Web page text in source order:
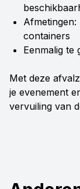
containers
Eenmalig te
Met deze
je evenement
vervuiling van